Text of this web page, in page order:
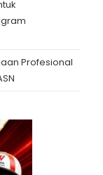
Profesional